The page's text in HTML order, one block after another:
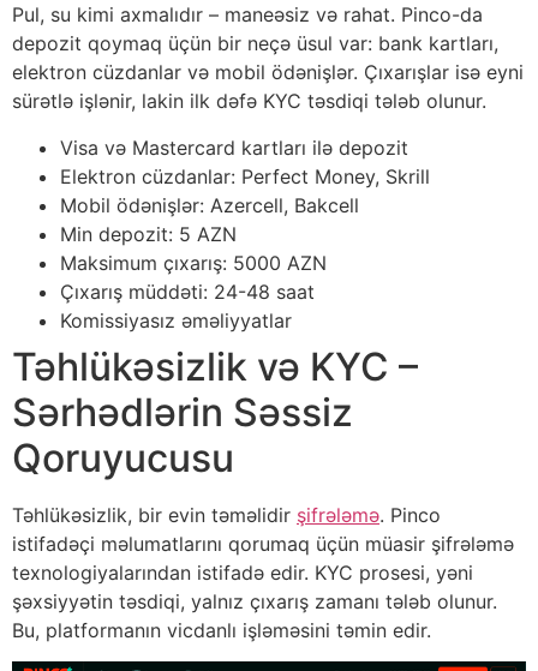
Pul, su kimi axmalıdır – maneəsiz və rahat. Pinco-da
depozit qoymaq üçün bir neçə üsul var: bank kartları,
elektron cüzdanlar və mobil ödənişlər. Çıxarışlar isə eyni
sürətlə işlənir, lakin ilk dəfə KYC təsdiqi tələb olunur.
Visa və Mastercard kartları ilə depozit
Elektron cüzdanlar: Perfect Money, Skrill
Mobil ödənişlər: Azercell, Bakcell
Min depozit: 5 AZN
Maksimum çıxarış: 5000 AZN
Çıxarış müddəti: 24-48 saat
Komissiyasız əməliyyatlar
Təhlükəsizlik və KYC –
Sərhədlərin Səssiz
Qoruyucusu
Təhlükəsizlik, bir evin təməlidir şifrələmə. Pinco
istifadəçi məlumatlarını qorumaq üçün müasir şifrələmə
texnologiyalarından istifadə edir. KYC prosesi, yəni
şəxsiyyətin təsdiqi, yalnız çıxarış zamanı tələb olunur.
Bu, platformanın vicdanlı işləməsini təmin edir.